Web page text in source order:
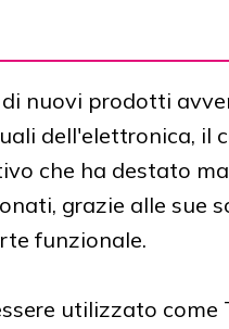
nuovi prodotti
dell'elettronica, il
che ha destato
grazie alle sue
funzionale.
utilizzato come